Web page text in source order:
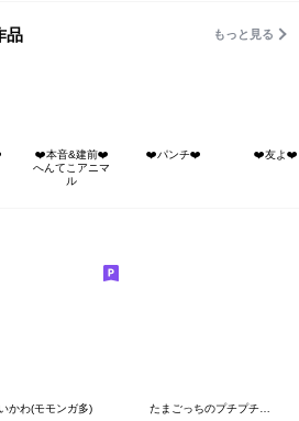
品 もっと見る
❤️本音&建前❤️
へんてこアニマ
ル
❤️パンチ❤️ ❤️友よ❤️
かわ(モモンガ多) たまごっちのプチプチおみせっち